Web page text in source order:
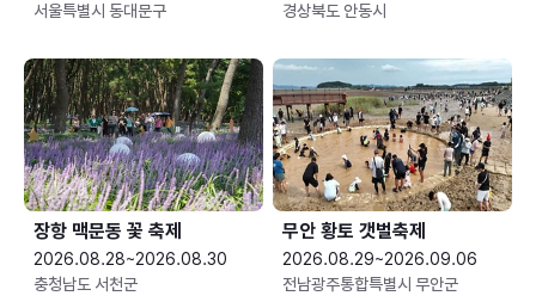
서울특별시 동대문구
경상북도 안동시
장항 맥문동 꽃 축제
2026.08.28~2026.08.30
충청남도 서천군
무안 황토 갯벌축제
2026.08.29~2026.09.06
전남광주통합특별시 무안군